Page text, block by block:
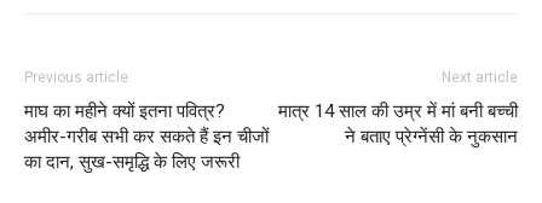
Previous article
माघ का महीने क्यों इतना पवित्र?
अमीर-गरीब सभी कर सकते हैं इन चीजों
का दान, सुख-समृद्धि के लिए जरूरी
Next article
मात्र 14 साल की उम्र में मां बनी बच्ची
ने बताए प्रेग्नेंसी के नुकसान